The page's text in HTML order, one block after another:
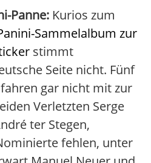
Panne: Kurios zum
Sammelalbum zur
stimmt
Seite nicht. Fünf
gar nicht mit zur
Verletzten Serge
ter Stegen,
fehlen, unter